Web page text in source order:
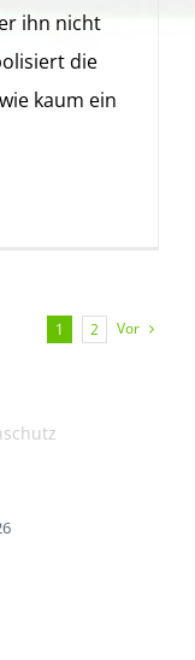
ihn nicht
die
kaum ein
1 2 Vor